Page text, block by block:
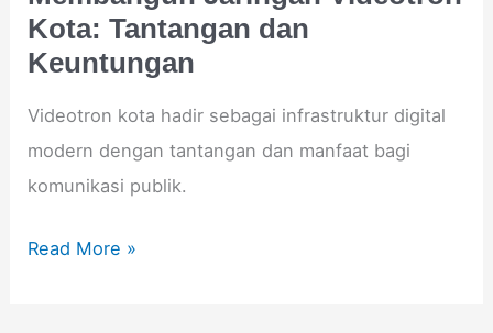
Kota: Tantangan dan
Keuntungan
Videotron kota hadir sebagai infrastruktur digital
modern dengan tantangan dan manfaat bagi
komunikasi publik.
Read More »